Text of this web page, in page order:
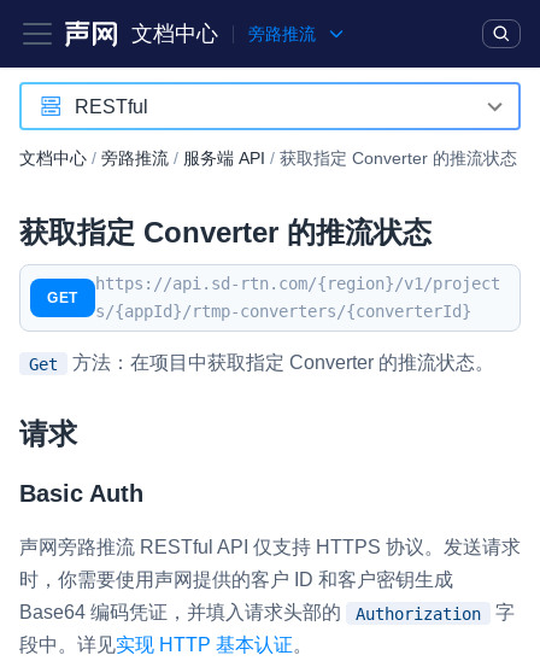
文档中心 旁路推流
产品 解决方案
对话式 AI 引擎 NEW HOT
突破传统文字交互模式，与 AI 进行高拟真、自然流畅的实时语
实时互动 HOT
一整套低延时、高并发、可扩展、高可靠的实时消息及状态同步
即时通讯 IM NEW
一整套高可靠、低时延、高并发、安全、全球化的即时聊天云服
RESTful
RESTful
文档中心 / 旁路推流 / 服务端 API / 获取指定 Converter 的推流状态
获取指定 Converter 的推流状态
GET
https://api.sd-rtn.com/{region}/v1/project
s/{appId}/rtmp-converters/{converterId}
Get 方法：在项目中获取指定 Converter 的推流状态。
请求
Basic Auth
声网旁路推流 RESTful API 仅支持 HTTPS 协议。发送请求
时，你需要使用声网提供的客户 ID 和客户密钥生成
Base64 编码凭证，并填入请求头部的
Authorization
字
段中。详见实现 HTTP 基本认证。